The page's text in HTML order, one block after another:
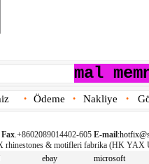
mal
• Ödeme • Nakliye •
Fax.+8602089014402-605 E-mail:
rhinestones & motifleri fabrika (HK
ebay microsoft